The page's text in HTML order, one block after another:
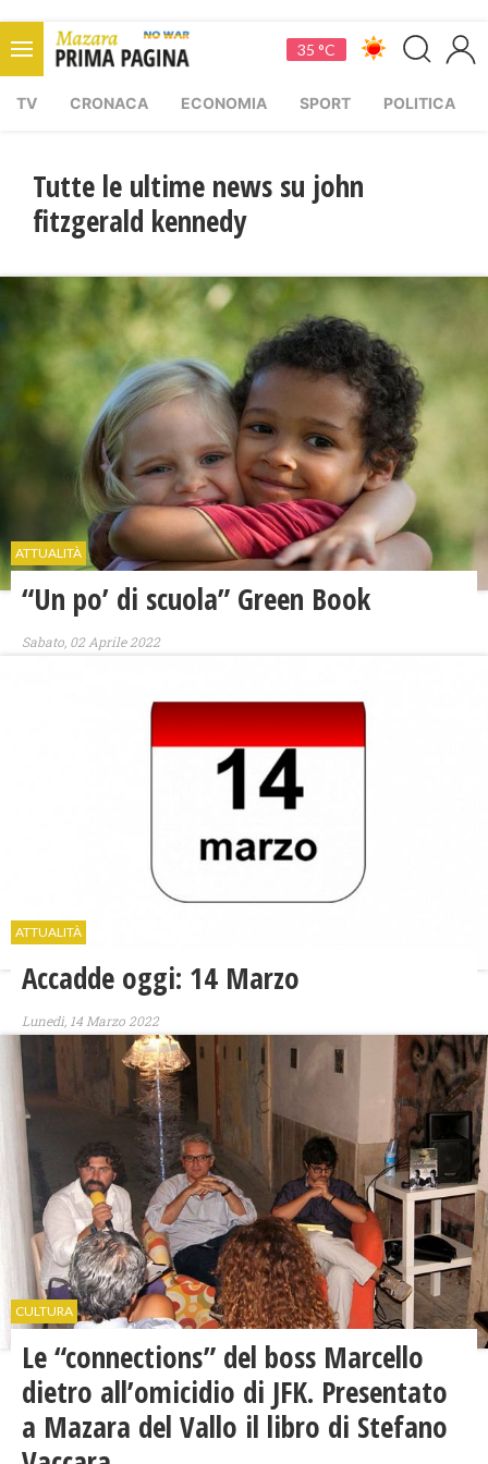
35 °C
TV CRONACA ECONOMIA SPORT POLITICA
Tutte le ultime news su john
fitzgerald kennedy
ATTUALITÀ
​“Un po’ di scuola” Green Book
Sabato, 02 Aprile 2022
ATTUALITÀ
Accadde oggi: 14 Marzo
Lunedì, 14 Marzo 2022
CULTURA
Le “connections” del boss Marcello
dietro all’omicidio di JFK. Presentato
a Mazara del Vallo il libro di Stefano